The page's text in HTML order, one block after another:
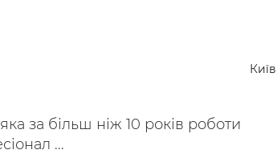
Київ
за більш ніж 10 років роботи
...